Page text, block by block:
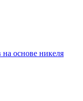
основе никеля